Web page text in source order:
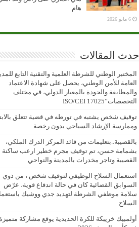
هام
6 مايو 2026
أحدث المقالات
المختبر الوطني للشرطة العلمية والتقنية التابع
العامة للأمن الوطني، يحصل على شهادة الاعتماد
والمطابقة والجودة بالمعيار الدولي، في مختلف
التخصصات”ISO/CEI 17025
توقيف شخص يشتبه في تورطه في قضية تتعلق
وممارسة الإرشاد السياحي بدون رخصة
بالقصيبة..بتعليمات من قائد المركز الدرك الملكي،
بشمامة حسن، تم توقيف مجرم خطير ارعب ساكنة
القصيبة وتاجر مخدرات بالمدينة والنواحي
استعمال السلاح الوظيفي لتوقيف شخص ، من ذوي
السوابق القضائية كان في حالة اندفاع قوية، عرّض
سلامة موظفي الشرطة لتهديد جدي ووشيك
السلاح
أولمبيك خريبكة للكرة الحديدية يوقع مشاركة متميزة